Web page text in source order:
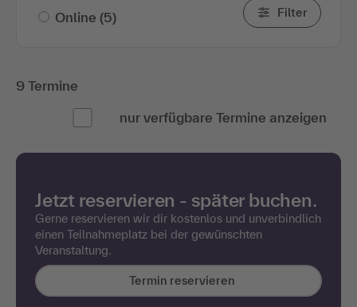
Online (5) Filter
9 Termine
nur verfügbare Termine anzeigen
Jetzt reservieren - später buchen.
Gerne reservieren wir dir kostenlos und unverbindlich
einen Teilnahmeplatz bei der gewünschten
Veranstaltung.
Termin reservieren